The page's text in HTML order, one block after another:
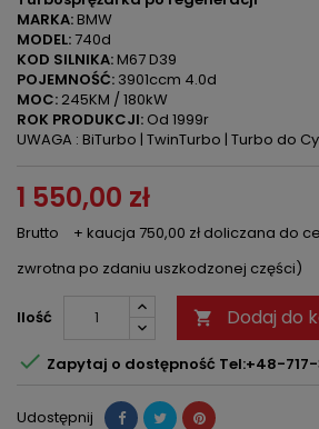
MARKA:BMW
MODEL: 740d
KOD SILNIKA:M67 D39
POJEMNOŚĆ: 3901ccm 4.0d
MOC: 245KM / 180kW
ROK PRODUKCJI: Od 1999r
UWAGA : BiTurbo | TwinTurbo | Turbo do
1 550,00 zł
Brutto
+ kaucja 750,00 zł doliczana do
zwrotna po zdaniu uszkodzonej części)
Ilość  Dodaj do
 Zapytaj o dostępność Tel:+48-
Udostępnij